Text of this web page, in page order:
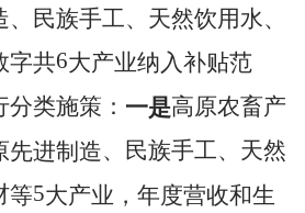
民族手工、天然饮用水、
字共6大产业纳入补贴范
类施策： 一是高原农畜产
先进制造、民族手工、天然
等5大产业，年度营收和生